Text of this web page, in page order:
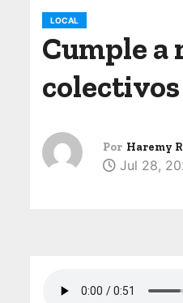
LOCAL
Cumple a
colectivos
Por Haremy
Jul 28,